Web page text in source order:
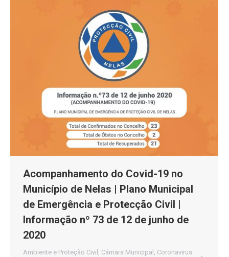
Acompanhamento do Covid-19 no
Município de Nelas | Plano Municipal
de Emergência e Protecção Civil |
Informação nº 73 de 12 de junho de
2020
Ambiente e Proteção Civil Câmara Municipal Coronavirus